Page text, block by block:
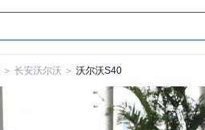
＞ 长安沃尔沃 ＞ 沃尔沃S40